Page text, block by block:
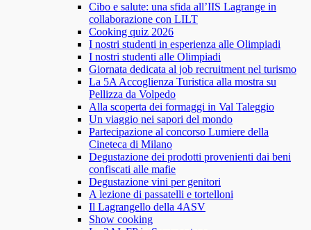
Cibo e salute: una sfida all’IIS Lagrange in
collaborazione con LILT
Cooking quiz 2026
I nostri studenti in esperienza alle Olimpiadi
I nostri studenti alle Olimpiadi
Giornata dedicata al job recruitment nel turismo
La 5A Accoglienza Turistica alla mostra su
Pellizza da Volpedo
Alla scoperta dei formaggi in Val Taleggio
Un viaggio nei sapori del mondo
Partecipazione al concorso Lumiere della
Cineteca di Milano
Degustazione dei prodotti provenienti dai beni
confiscati alle mafie
Degustazione vini per genitori
A lezione di passatelli e tortelloni
Il Lagrangello della 4ASV
Show cooking